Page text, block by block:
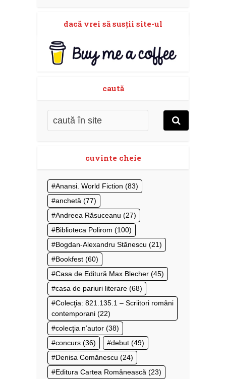
dacă vrei să susţii site-ul
caută
cuvinte cheie
Anansi. World Fiction (83)
anchetă (77)
Andreea Răsuceanu (27)
Biblioteca Polirom (100)
Bogdan-Alexandru Stănescu (21)
Bookfest (60)
Casa de Editură Max Blecher (45)
casa de pariuri literare (68)
Colecţia: 821.135.1 – Scriitori români
contemporani (22)
colecţia n’autor (38)
concurs (36) debut (49)
Denisa Comănescu (24)
Editura Cartea Românească (23)